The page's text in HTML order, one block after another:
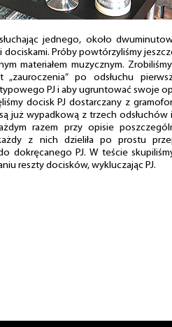
jednego, około
dociskami. Próby powtórzyliśmy
materiałem muzycznym.
po odsłuchu
PJ i aby ugruntować swoje
docisk PJ dostarczany z
już wypadkową z trzech odsłuchów
razem przy opisie
z nich dzieliła po prostu
dokręcanego PJ. W teście
reszty docisków, wykluczając PJ.